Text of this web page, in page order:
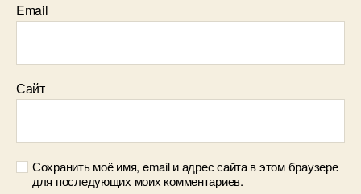
Email
Сайт
Сохранить моё имя, email и адрес сайта в этом браузере
для последующих моих комментариев.